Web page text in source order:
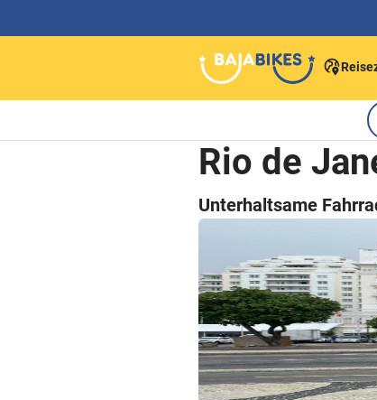
Rio de
Unterhaltsame